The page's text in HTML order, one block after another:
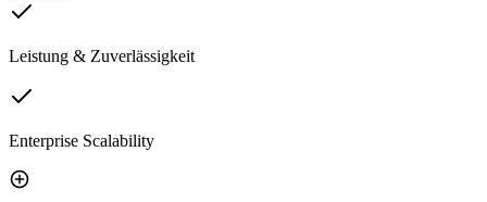
Leistung & Zuverlässigkeit
Enterprise Scalability